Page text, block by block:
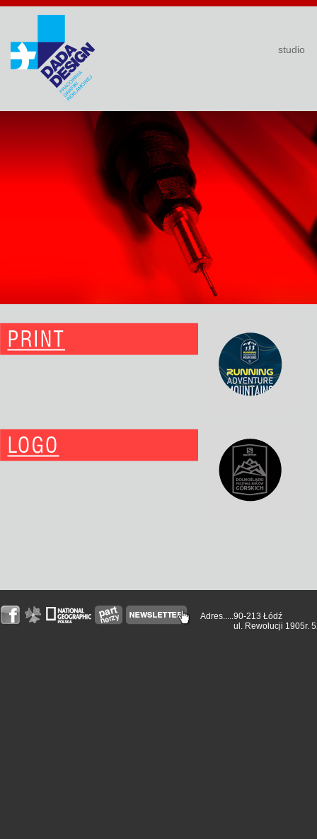
studio
Adres.....90-213 Łódź
ul. Rewolucji 1905r.